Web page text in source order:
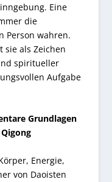
Eine
die
Person wahren.
sie als Zeichen
spiritueller
Aufgabe
Grundlagen
Energie,
von Daoisten